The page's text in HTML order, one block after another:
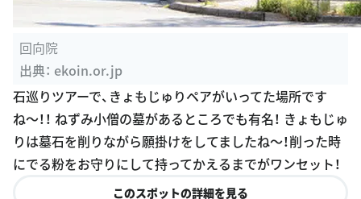
回向院
出典： ekoin.or.jp
石巡りツアーで、きょもじゅりペアがいってた場所です
ね〜！！ ねずみ小僧の墓があるところでも有名！ きょもじゅ
りは墓石を削りながら願掛けをしてましたね〜！削った時
にでる粉をお守りにして持ってかえるまでがワンセット！
このスポットの詳細を見る